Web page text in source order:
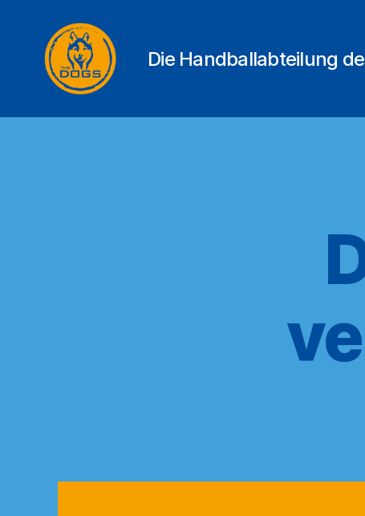
DOGS
Die Handballabteilung